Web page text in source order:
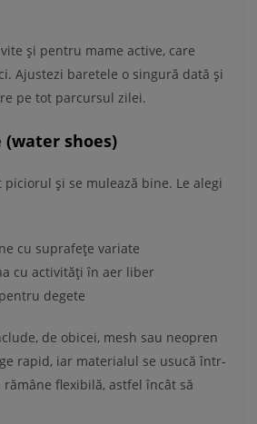
și pentru mame active, care
Ajustezi baretele o singură dată și
pe tot parcursul zilei.
shoes)
și se mulează bine. Le alegi
cu suprafețe variate
cu activități în aer liber
degete
de obicei, mesh sau neopren
rapid, iar materialul se usucă într-
flexibilă, astfel încât să